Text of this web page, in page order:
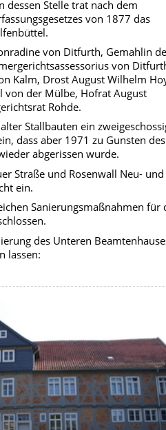
dessen Stelle trat nach dem
von 1877 das
von Ditfurth, Gemahlin
von
Kalm, Drost August Wilhelm
von der Mülbe, Hofrat August
Rohde.
Stallbauten ein
dass aber 1971 zu Gunsten des
abgerissen wurde.
Straße und Rosenwall Neu- und
ein.
Sanierungsmaßnahmen für
des Unteren
lassen: